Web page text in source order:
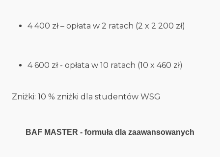
4 400 zł – opłata w 2 ratach (2 x 2 200 zł)
4 600 zł - opłata w 10 ratach (10 x 460 zł)
Zniżki: 10 % zniżki dla studentów WSG
BAF MASTER - formuła dla zaawansowanych